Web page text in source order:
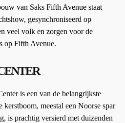
van Saks Fifth Avenue staat
gesynchroniseerd op
veel volk en zorgen voor de
op Fifth Avenue.
is een van de belangrijkste
kerstboom, meestal een Noorse spar
is prachtig versierd met duizenden